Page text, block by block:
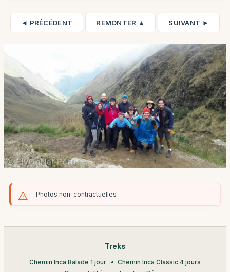
◄ PRÉCÉDENT REMONTER ▲ SUIVANT ►
Photos non-contractuelles
Treks
Chemin Inca Balade 1 jour
Chemin Inca Classic 4 jours